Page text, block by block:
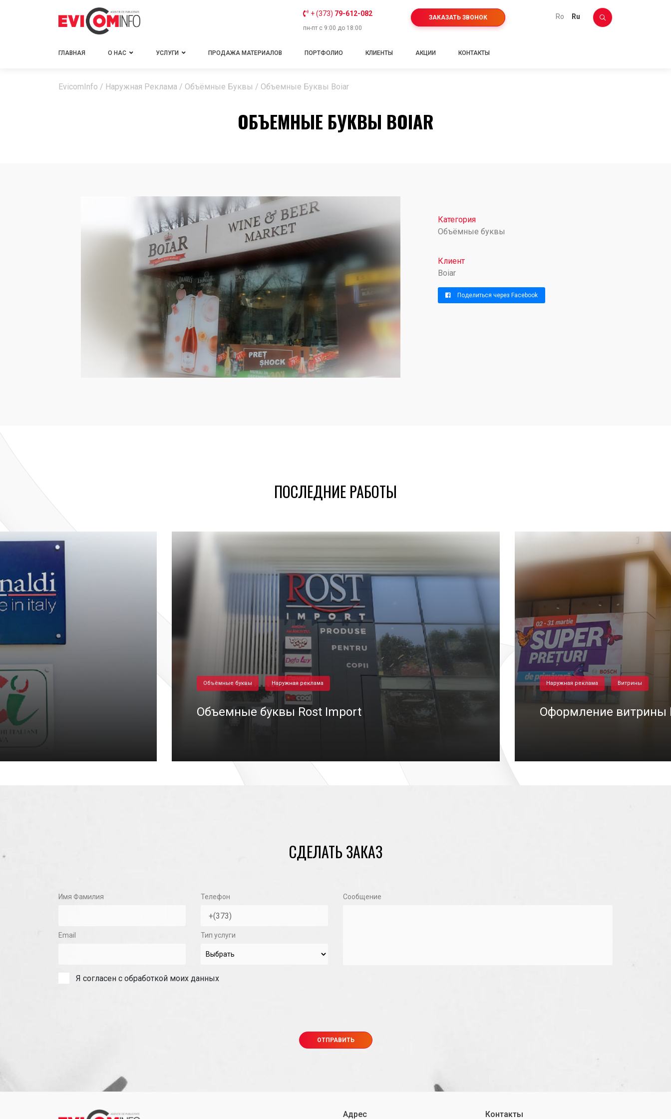
+ (373) 79-612-082
пн-пт с 9:00 до 18:00
ЗАКАЗАТЬ ЗВОНОК ro ru
ГЛАВНАЯ О НАС УСЛУГИ ПРОДАЖА МАТЕРИАЛОВ ПОРТФОЛИО КЛИЕНТЫ АКЦИИ КОНТАКТЫ
EvicomInfo / Наружная Реклама / Объёмные Буквы / Объемные Буквы Boiar
ОБЪЕМНЫЕ БУКВЫ BOIAR
Категория
Объёмные буквы
Клиент
Boiar
Поделиться через Facebook
ПОСЛЕДНИЕ РАБОТЫ
Объёмные буквы Наружная реклама
Объемные буквы Rost Import
06/09/2022
Наружная реклама Витрины
Оформление витрины
СДЕЛАТЬ ЗАКАЗ
Имя Фамилия Телефон
Email Тип услуги
Сообщение
Я согласен с обработкой моих данных
Адрес Контакты